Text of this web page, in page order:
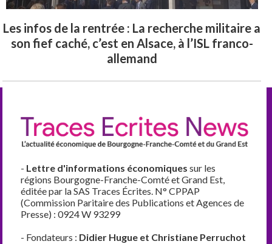
Les infos de la rentrée : La recherche militaire a
son fief caché, c’est en Alsace, à l’ISL franco-
allemand
- Lettre d'informations économiques sur les
régions Bourgogne-Franche-Comté et Grand Est,
éditée par la SAS Traces Écrites. N° CPPAP
(Commission Paritaire des Publications et Agences de
Presse) : 0924 W 93299
- Fondateurs : Didier Hugue et Christiane Perruchot